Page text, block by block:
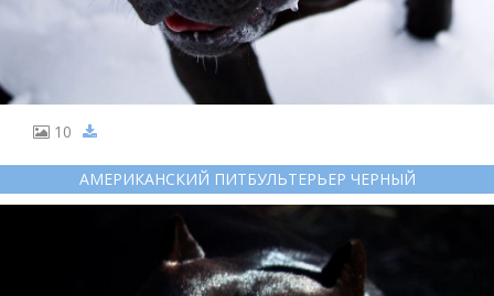
10
АМЕРИКАНСКИЙ ПИТБУЛЬТЕРЬЕР ЧЕРНЫЙ